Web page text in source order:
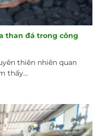
than đá trong công
thiên nhiên quan
thấy...